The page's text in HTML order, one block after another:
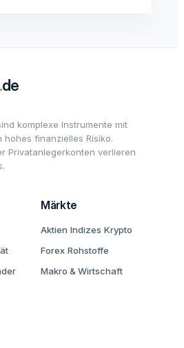
komplexe Instrumente mit
hohes finanzielles Risiko.
Privatanlegerkonten verlieren
Märkte
Aktien Indizes Krypto
Forex Rohstoffe
Makro & Wirtschaft